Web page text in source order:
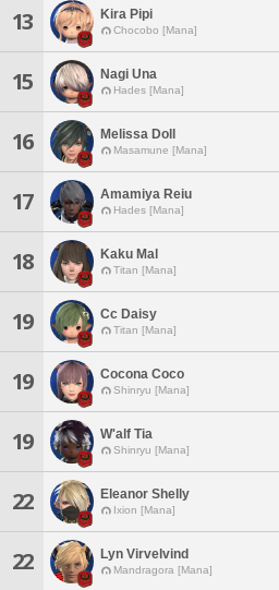
13 Kira Pipi
Chocobo [Mana]
15 Nagi Una
Hades [Mana]
16 Melissa Doll
Masamune [Mana]
17 Amamiya Reiu
Hades [Mana]
18 Kaku Mal
Titan [Mana]
19 Cc Daisy
Titan [Mana]
19 Cocona Coco
Shinryu [Mana]
19 W'alf Tia
Shinryu [Mana]
22 Eleanor Shelly
Ixion [Mana]
22 Lyn Virvelvind
Mandragora [Mana]